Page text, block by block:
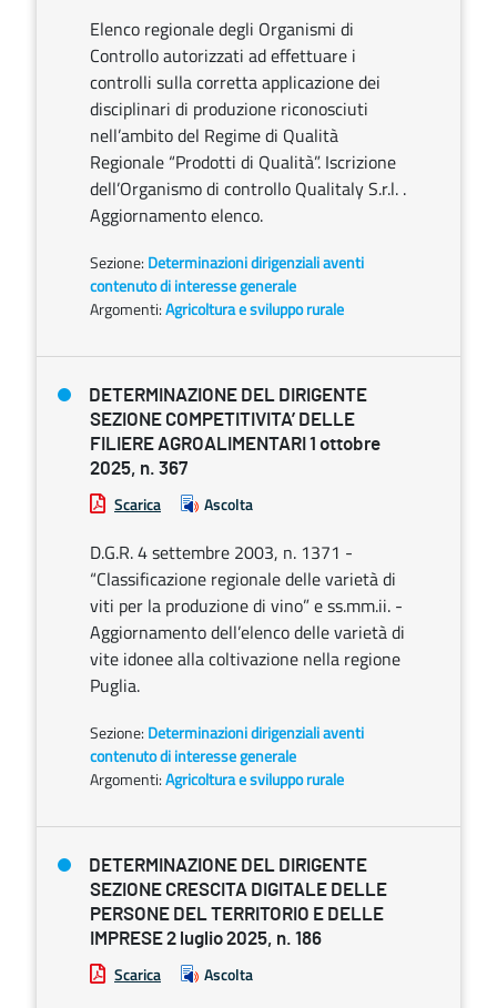
Elenco regionale degli Organismi di
Controllo autorizzati ad effettuare i
controlli sulla corretta applicazione dei
disciplinari di produzione riconosciuti
nell’ambito del Regime di Qualità
Regionale “Prodotti di Qualità”. Iscrizione
dell’Organismo di controllo Qualitaly S.r.l. .
Aggiornamento elenco.
Sezione: Determinazioni dirigenziali aventi
contenuto di interesse generale
Argomenti:Agricoltura e sviluppo rurale
DETERMINAZIONE DEL DIRIGENTE
SEZIONE COMPETITIVITA’ DELLE
FILIERE AGROALIMENTARI 1 ottobre
2025, n. 367
Scarica Ascolta
D.G.R. 4 settembre 2003, n. 1371 -
“Classificazione regionale delle varietà di
viti per la produzione di vino” e ss.mm.ii. -
Aggiornamento dell’elenco delle varietà di
vite idonee alla coltivazione nella regione
Puglia.
Sezione: Determinazioni dirigenziali aventi
contenuto di interesse generale
Argomenti:Agricoltura e sviluppo rurale
DETERMINAZIONE DEL DIRIGENTE
SEZIONE CRESCITA DIGITALE DELLE
PERSONE DEL TERRITORIO E DELLE
IMPRESE 2 luglio 2025, n. 186
Scarica Ascolta